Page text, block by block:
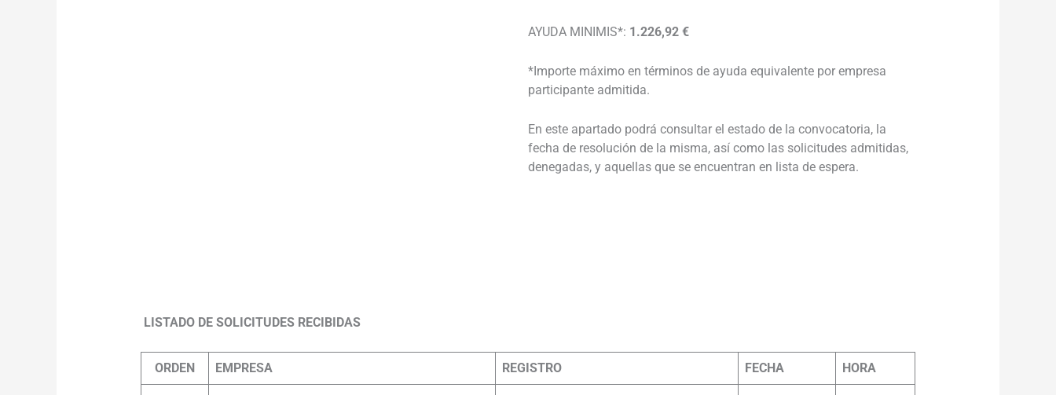
AYUDA MINIMIS*: 1.226,92 €
*Importe máximo en términos de ayuda equivalente por empresa
participante admitida.
En este apartado podrá consultar el estado de la convocatoria, la
fecha de resolución de la misma, así como las solicitudes admitidas,
denegadas, y aquellas que se encuentran en lista de espera.
LISTADO DE SOLICITUDES RECIBIDAS
ORDEN EMPRESA REGISTRO FECHA HORA